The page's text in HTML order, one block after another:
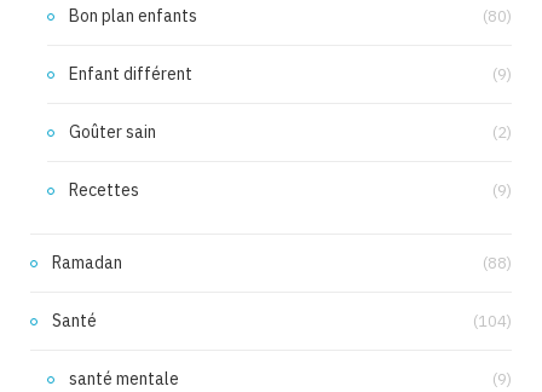
Bon plan enfants (80)
Enfant différent (9)
Goûter sain (2)
Recettes (9)
Ramadan (88)
Santé (104)
santé mentale (9)